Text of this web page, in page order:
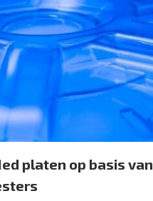
platen op basis van